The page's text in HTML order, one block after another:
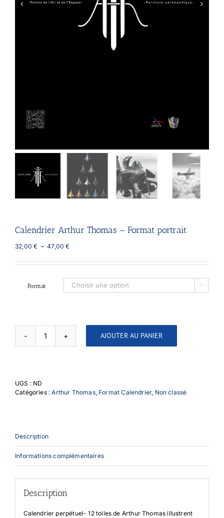
Calendrier Arthur Thomas – Format portrait
32,00€ – 47,00€Plage
prix :
à
47,00 €
Format 
quantité
de
Format
AJOUTER AU PANIER
UGS : ND
Catégories :Arthur Thomas, Format Calendrier, Non classé
Description
Informations complémentaires
Description
Calendrier perpétuel- 12 toiles de Arthur Thomas illustrent